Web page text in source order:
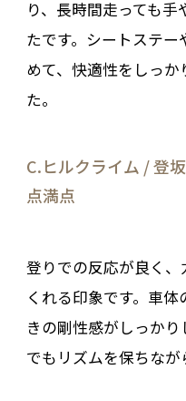
り、長時間走っても
たです。シートステ
めて、快適性をしっ
た。
C.ヒルクライム / 登
点満点
登りでの反応が良く
くれる印象です。車
きの剛性感がしっか
でもリズムを保ちなが